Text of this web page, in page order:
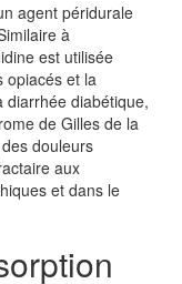
agent péridurale
à
est utilisée
opiacés et la
diarrhée diabétique,
de Gilles de la
douleurs
aux
et dans le